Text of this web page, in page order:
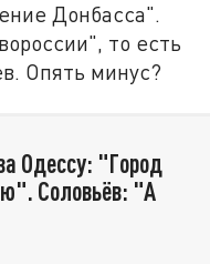
Донбасса".
то есть
Опять минус?
Одессу: "Город
Соловьёв: "А